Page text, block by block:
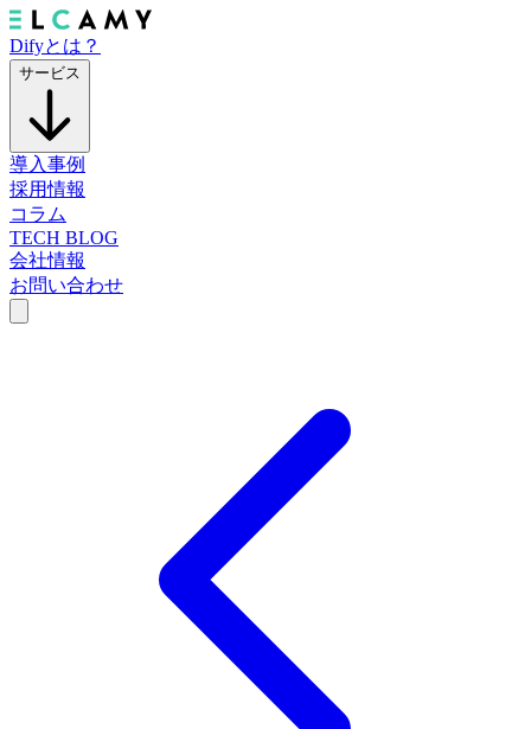
Difyとは？
サービス
導入事例
採用情報
コラム
TECH BLOG
会社情報
お問い合わせ